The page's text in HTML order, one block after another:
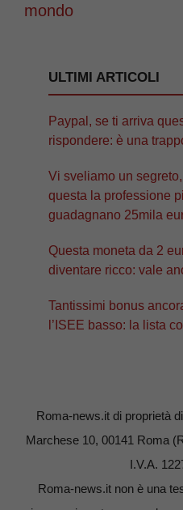
mondo
ULTIMI ARTICOLI
Paypal, se ti arriva
rispondere: è una
Vi sveliamo un
questa la professione
guadagnano 25mila
Questa moneta da 2
diventare ricco: vale
Tantissimi bonus
l’ISEE basso: la lista
Roma-news.it di proprietà
Marchese 10, 00141 Roma
I.V.A.
Roma-news.it non è una